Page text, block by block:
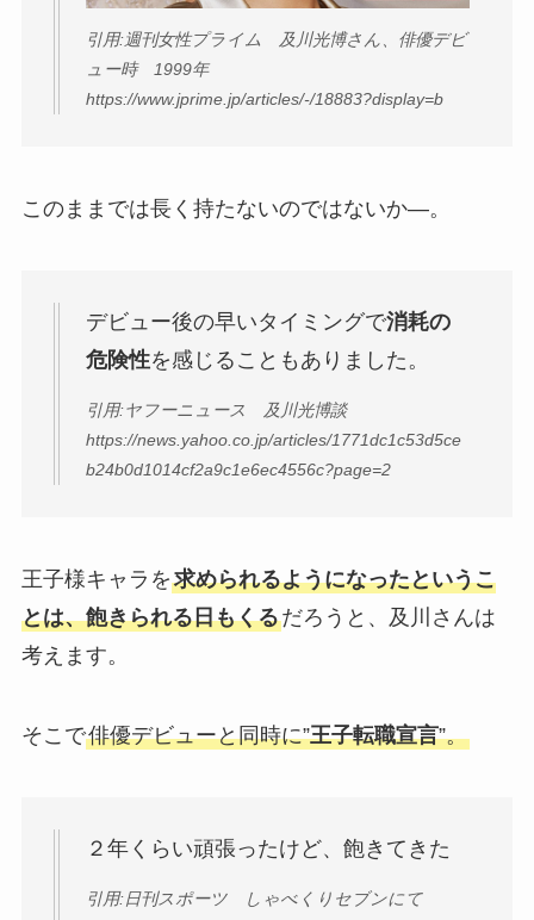
引用:週刊女性プライム 及川光博さん、俳優デビ
ュー時 1999年
https://www.jprime.jp/articles/-/18883?display=b
このままでは長く持たないのではないか―。
デビュー後の早いタイミングで消耗の
危険性を感じることもありました。
引用:ヤフーニュース 及川光博談
https://news.yahoo.co.jp/articles/1771dc1c53d5ce
b24b0d1014cf2a9c1e6ec4556c?page=2
王子様キャラを求められるようになったというこ
とは、飽きられる日もくるだろうと、及川さんは
考えます。
そこで俳優デビューと同時に”王子転職宣言”。
２年くらい頑張ったけど、飽きてきた
引用:日刊スポーツ しゃべくりセブンにて